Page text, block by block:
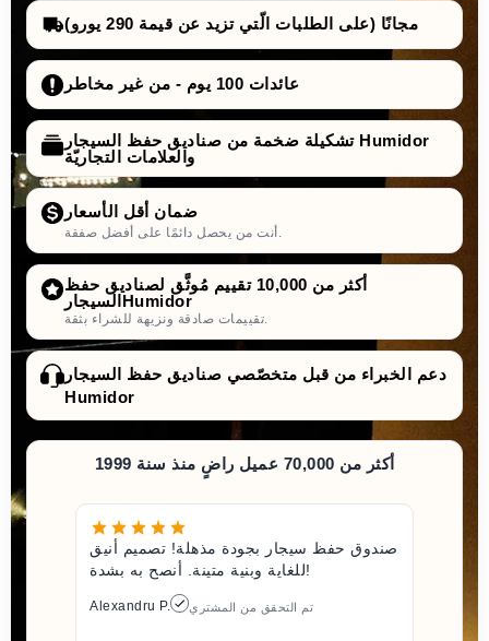
مجانًا (على الطلبات الّتي تزيد عن قيمة 290 يورو)
عائدات 100 يوم - من غير مخاطر
تشكيلة ضخمة من صناديق حفظ السيجار Humidor
والعلامات التجاريّة
ضمان أقل الأسعار
أنت من يحصل دائمًا على أفضل صفقة.
أكثر من 10,000 تقييم مُوثَّق لصناديق حفظ
السيجارHumidor
تقييمات صادقة ونزيهة للشراء بثقة.
دعم الخبراء من قبل متخصّصي صناديق حفظ السيجار
Humidor
أكثر من 70,000 عميل راضٍ منذ سنة 1999
صندوق حفظ سيجار بجودة مذهلة! تصميم أنيق
للغاية وبنية متينة. أنصح به بشدة!
Alexandru P. تم التحقق من المشتري